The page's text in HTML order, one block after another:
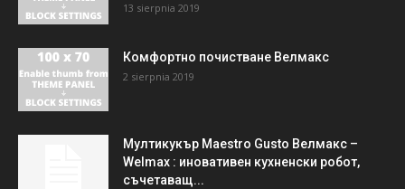
13 sierpnia 2019
Комфортно почистване Велмакс
2 sierpnia 2019
Мултикукър Maestro Gusto Велмакс –
Welmax : иновативен кухненски робот,
съчетаващ...